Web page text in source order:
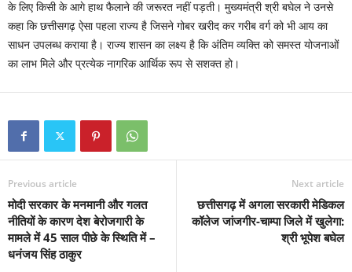
के लिए किसी के आगे हाथ फैलाने की जरूरत नहीं पड़ती। मुख्यमंत्री श्री बघेल ने उनसे
कहा कि छत्तीसगढ़ ऐसा पहला राज्य है जिसने गोबर खरीद कर गरीब वर्ग को भी आय का
साधन उपलब्ध कराया है। राज्य शासन का लक्ष्य है कि अंतिम व्यक्ति को समस्त योजनाओं
का लाभ मिले और प्रत्येक नागरिक आर्थिक रूप से सशक्त हो।
Previous article
मोदी सरकार के मनमानी और गलत
नीतियों के कारण देश बेरोजगारी के
मामले में 45 साल पीछे के स्थिति में –
धनंजय सिंह ठाकुर
Next article
छत्तीसगढ़ में अगला सरकारी मेडिकल
कॉलेज जांजगीर-चाम्पा जिले में खुलेगा:
श्री भूपेश बघेल